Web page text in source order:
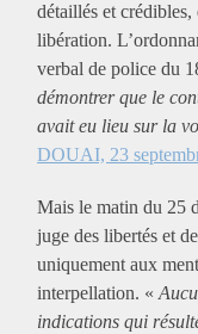
détaillés et
libération.
verbal de police du
démontrer que le
avait eu lieu sur la
DOUAI, 23
Mais le matin du 25
juge des libertés et
uniquement aux
interpellation. «
indications qui